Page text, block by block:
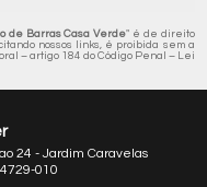
de Barras Casa Verde" é de direito
nossos links, é proibida sem a
– artigo 184 do Código Penal –
Lei
24 - Jardim Caravelas
010